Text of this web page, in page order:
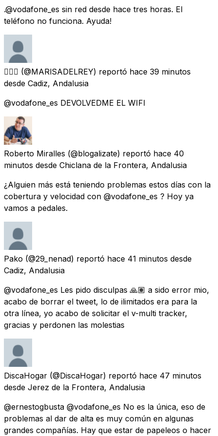
.@vodafone_es sin red desde hace tres horas. El
teléfono no funciona. Ayuda!
🧜🏻‍♂️ (@MARlSADELREY) reportó hace 39 minutos
desde Cadiz, Andalusia
@vodafone_es DEVOLVEDME EL WIFI
Roberto Miralles (@blogalizate) reportó hace 40
minutos desde Chiclana de la Frontera, Andalusia
¿Alguien más está teniendo problemas estos días con la
cobertura y velocidad con @vodafone_es ? Hoy ya
vamos a pedales.
Pako (@29_nenad) reportó hace 41 minutos desde
Cadiz, Andalusia
@vodafone_es Les pido disculpas 🙏🏽 a sido error mio,
acabo de borrar el tweet, lo de ilimitados era para la
otra línea, yo acabo de solicitar el v-multi tracker,
gracias y perdonen las molestias
DiscaHogar (@DiscaHogar) reportó hace 47 minutos
desde Jerez de la Frontera, Andalusia
@ernestogbusta @vodafone_es No es la única, eso de
problemas al dar de alta es muy común en algunas
grandes compañías. Hay que estar de papeleos o hacer